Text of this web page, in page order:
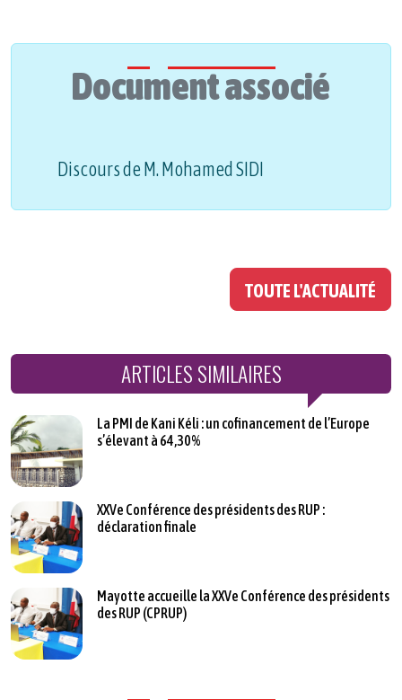
Document associé
Discours de M. Mohamed SIDI
TOUTE L'ACTUALITÉ
ARTICLES SIMILAIRES
La PMI de Kani Kéli : un cofinancement de l’Europe
s’élevant à 64,30%
XXVe Conférence des présidents des RUP :
déclaration finale
Mayotte accueille la XXVe Conférence des présidents
des RUP (CPRUP)